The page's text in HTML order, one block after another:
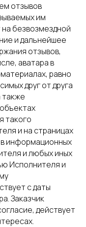
отзывов
им
на безвозмездной
и дальнейшее
отзывов,
аватара в
равно
друг от друга
также
такого
и на страницах
информационных
и любых иных
Исполнителя и
с даты
Заказчик
действует